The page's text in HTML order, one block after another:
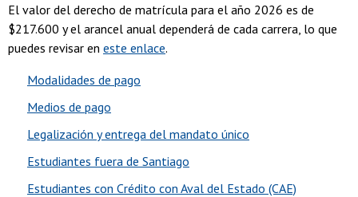
El valor del derecho de matrícula para el año 2026 es de
$217.600 y el arancel anual dependerá de cada carrera, lo que
puedes revisar en este enlace.
Modalidades de pago
Medios de pago
Legalización y entrega del mandato único
Estudiantes fuera de Santiago
Estudiantes con Crédito con Aval del Estado (CAE)